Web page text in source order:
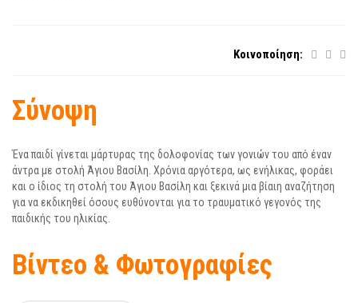
Κοινοποίηση:
Σύνοψη
Ένα παιδί γίνεται μάρτυρας της δολοφονίας των γονιών του από έναν
άντρα με στολή Άγιου Βασίλη. Χρόνια αργότερα, ως ενήλικας, φοράει
και ο ίδιος τη στολή του Άγιου Βασίλη και ξεκινά μια βίαιη αναζήτηση
για να εκδικηθεί όσους ευθύνονται για το τραυματικό γεγονός της
παιδικής του ηλικίας.
Βίντεο & Φωτογραφίες